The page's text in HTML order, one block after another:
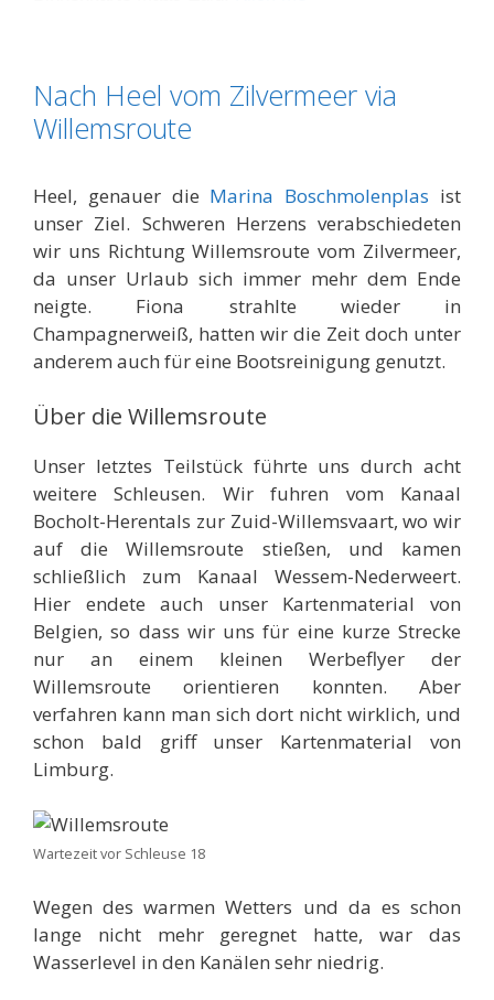
Nach Heel vom Zilvermeer via
Willemsroute
Heel, genauer die Marina Boschmolenplas ist
unser Ziel. Schweren Herzens verabschiedeten
wir uns Richtung Willemsroute vom Zilvermeer,
da unser Urlaub sich immer mehr dem Ende
neigte. Fiona strahlte wieder in
Champagnerweiß, hatten wir die Zeit doch unter
anderem auch für eine Bootsreinigung genutzt.
Über die Willemsroute
Unser letztes Teilstück führte uns durch acht
weitere Schleusen. Wir fuhren vom Kanaal
Bocholt-Herentals zur Zuid-Willemsvaart, wo wir
auf die Willemsroute stießen, und kamen
schließlich zum Kanaal Wessem-Nederweert.
Hier endete auch unser Kartenmaterial von
Belgien, so dass wir uns für eine kurze Strecke
nur an einem kleinen Werbeflyer der
Willemsroute orientieren konnten. Aber
verfahren kann man sich dort nicht wirklich, und
schon bald griff unser Kartenmaterial von
Limburg.
Wartezeit vor Schleuse 18
Wegen des warmen Wetters und da es schon
lange nicht mehr geregnet hatte, war das
Wasserlevel in den Kanälen sehr niedrig.